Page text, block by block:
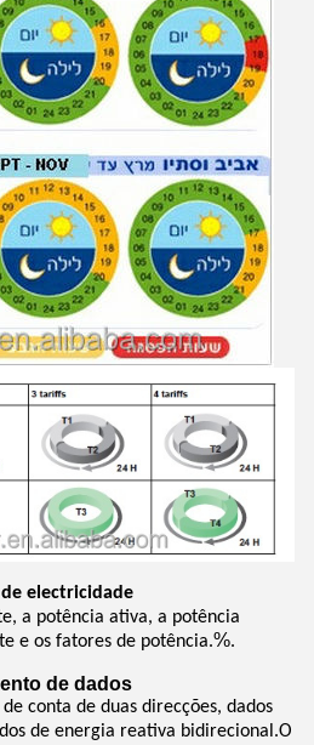
electricidade
a potência ativa, a potência
e os fatores de potência.%.
de dados
conta de duas direcções, dados
de energia reativa bidirecional.O